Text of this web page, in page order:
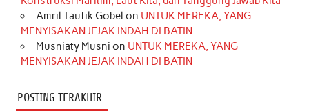
k
a
m
s
t
n
Amril Taufik Gobel on UNTUK MEREKA, YANG
MENYISAKAN JEJAK INDAH DI BATIN
Musniaty Musni on UNTUK MEREKA, YANG
MENYISAKAN JEJAK INDAH DI BATIN
POSTING TERAKHIR